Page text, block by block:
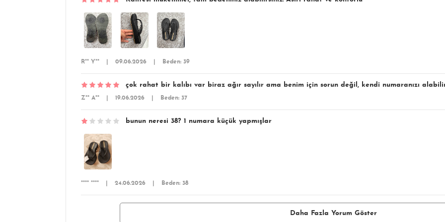
R** Y** 09.06.2026 Beden: 39
çok rahat bir kalıbı var biraz ağır sayılır ama benim için sorun değil, kendi numaranızı
Z** A** 19.06.2026 Beden: 37
bunun neresi 38? 1 numara küçük yapmışlar
**** **** 24.06.2026 Beden: 38
Daha Fazla Yorum Göster